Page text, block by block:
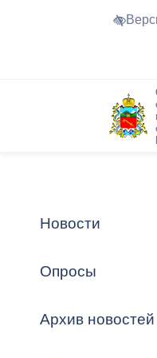
Новости
Опросы
Архив новостей